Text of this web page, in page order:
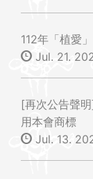
112年「植愛
Jul. 21.
[再次公告聲
用本會商標
Jul. 13.